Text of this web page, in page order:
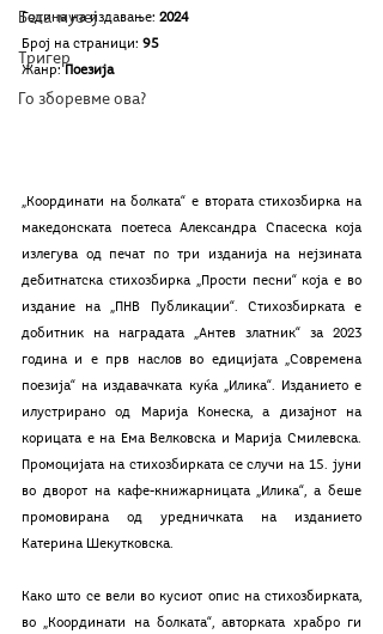
Бета-музеј
Тригер
Го зборевме ова?
Година на издавање: 2024
Број на страници: 95
Жанр: Поезија
„Координати на болката“ е втората стихозбирка на
македонската поетеса Александра Спасеска која
излегува од печат по три изданија на нејзината
дебитнатска стихозбирка „Прости песни“ која е во
издание на „ПНВ Публикации“. Стихозбирката е
добитник на наградата „Антев златник“ за 2023
година и е прв наслов во едицијата „Современа
поезија“ на издавачката куќа „Илика“. Изданието е
илустрирано од Марија Конеска, а дизајнот на
корицата е на Ема Велковска и Марија Смилевска.
Промоцијата на стихозбирката се случи на 15. јуни
во дворот на кафе-книжарницата „Илика“, а беше
промовирана од уредничката на изданието
Катерина Шекутковска.
Како што се вели во кусиот опис на стихозбирката,
во „Координати на болката“, авторката храбро ги